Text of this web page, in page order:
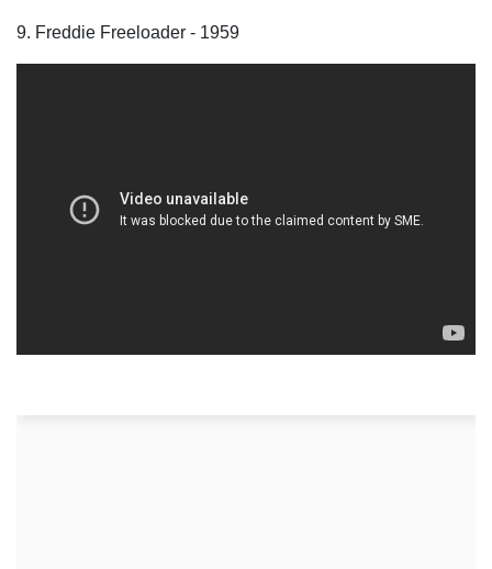
9. Freddie Freeloader - 1959